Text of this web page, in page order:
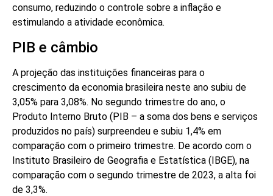
consumo, reduzindo o controle sobre a inflação e
estimulando a atividade econômica.
PIB e câmbio
A projeção das instituições financeiras para o
crescimento da economia brasileira neste ano subiu de
3,05% para 3,08%. No segundo trimestre do ano, o
Produto Interno Bruto (PIB – a soma dos bens e serviços
produzidos no país) surpreendeu e subiu 1,4% em
comparação com o primeiro trimestre. De acordo com o
Instituto Brasileiro de Geografia e Estatística (IBGE), na
comparação com o segundo trimestre de 2023, a alta foi
de 3,3%.